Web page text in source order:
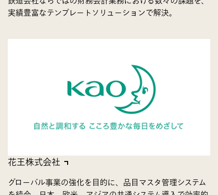
実績豊富なテンプレートソリューションで解決。
花王株式会社
グローバル事業の強化を目的に、品目マスタ管理システム